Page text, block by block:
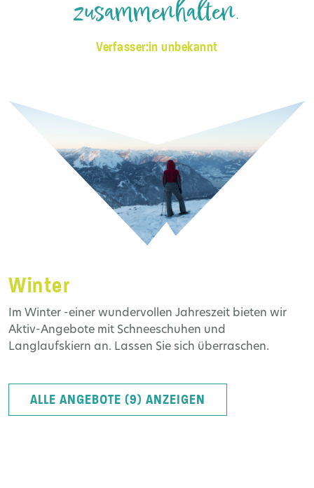
zusammenhalten.
Verfasser:in unbekannt
Winter
Im Winter -einer wundervollen Jahreszeit bieten wir
Aktiv-Angebote mit Schneeschuhen und
Langlaufskiern an. Lassen Sie sich überraschen.
ALLE ANGEBOTE (9) ANZEIGEN